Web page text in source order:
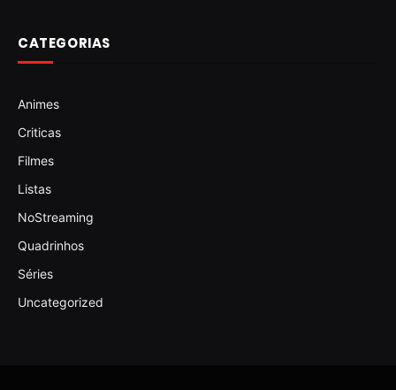
CATEGORIAS
Animes
Criticas
Filmes
Listas
NoStreaming
Quadrinhos
Séries
Uncategorized